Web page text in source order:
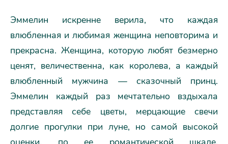
Эммелин искренне верила, что каждая
влюбленная и любимая женщина неповторима и
прекрасна. Женщина, которую любят безмерно
ценят, величественна, как королева, а каждый
влюбленный мужчина — сказочный принц.
Эммелин каждый раз мечтательно вздыхала
представляя себе цветы, мерцающие свечи
долгие прогулки при луне, но самой высокой